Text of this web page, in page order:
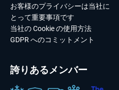
お客様のプライバシーは当社に
とって重要事項です
当社の Cookie の使用方法
GDPR へのコミットメント
誇りあるメンバー